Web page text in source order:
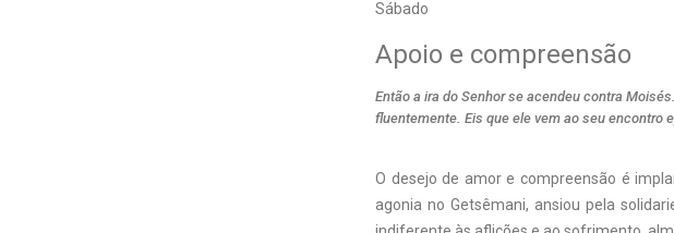
Sábado
Apoio e compreensão
Então a ira do Senhor se acendeu contra
fluentemente. Eis que ele vem ao seu encontro
O desejo de amor e compreensão é
agonia no Getsêmani, ansiou pela